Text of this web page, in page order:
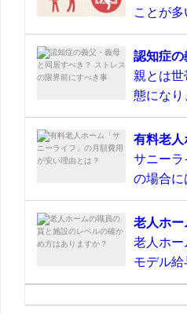
ことが
認知症の
親とは
態になり
有料老人
サニーラ
の場合に
老人ホー
老人ホー
モデル